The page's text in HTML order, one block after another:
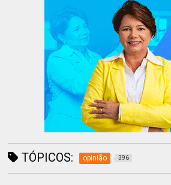
TÓPICOS: opinião 396